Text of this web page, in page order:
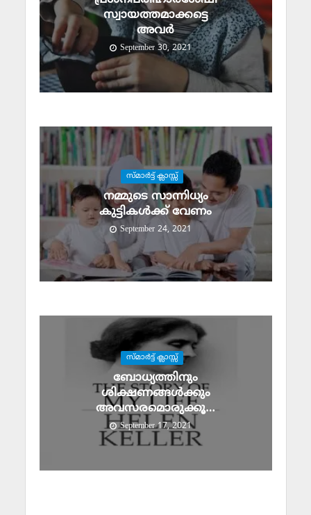
സ്വായത്തമാക്കട്ടെ
അവര്‍
September 30, 2021
സ്മാര്‍ട്ട് ക്ലാസ്സ്‌
നമ്മുടെ സാന്നിധ്യം
കുട്ടികള്‍ക്ക് വേണം
September 24, 2021
സ്മാര്‍ട്ട് ക്ലാസ്സ്‌
ബോധ്യത്തിനും
ശിക്ഷണങ്ങള്‍ക്കും
അവസരമൊരുക്കൂ…
September 17, 2021